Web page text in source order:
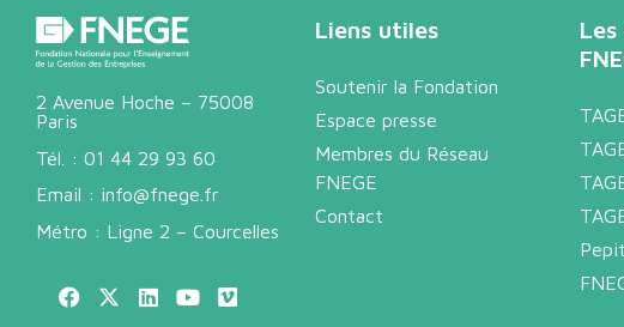
2 Avenue Hoche – 75008
Paris
Tél. : 01 44 29 93 60
Email : info@fnege.fr
Métro : Ligne 2 – Courcelles
Liens utiles
Soutenir la Fondation
Espace presse
Membres du Réseau
FNEGE
Contact